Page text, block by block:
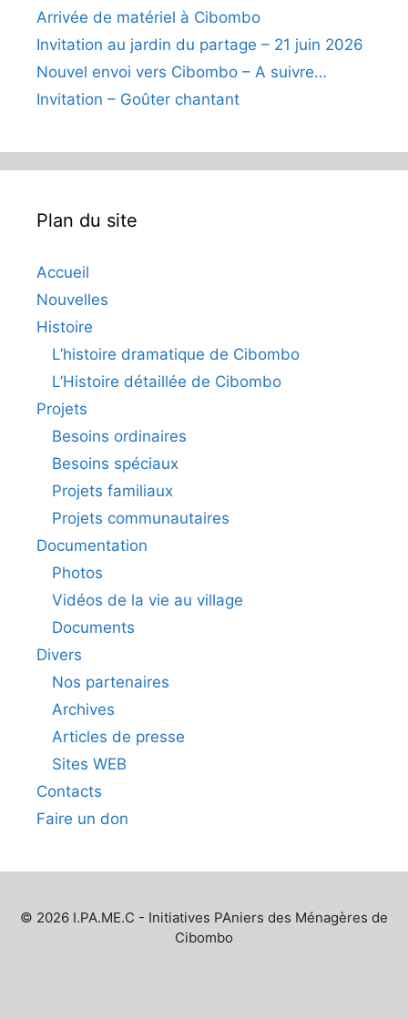
Arrivée de matériel à Cibombo
Invitation au jardin du partage – 21 juin 2026
Nouvel envoi vers Cibombo – A suivre…
Invitation – Goûter chantant
Plan du site
Accueil
Nouvelles
Histoire
L’histoire dramatique de Cibombo
L’Histoire détaillée de Cibombo
Projets
Besoins ordinaires
Besoins spéciaux
Projets familiaux
Projets communautaires
Documentation
Photos
Vidéos de la vie au village
Documents
Divers
Nos partenaires
Archives
Articles de presse
Sites WEB
Contacts
Faire un don
© 2026 I.PA.ME.C - Initiatives PAniers des Ménagères de
Cibombo